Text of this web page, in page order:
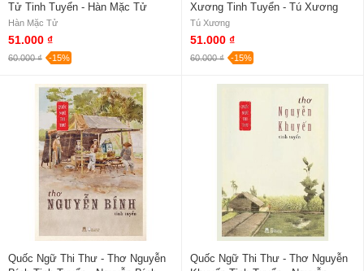
Tử Tinh Tuyển - Hàn Mặc Tử
Hàn Mặc Tử
51.000 ₫
60.000 ₫ -15%
Xương Tinh Tuyển - Tú Xương
Tú Xương
51.000 ₫
60.000 ₫ -15%
Quốc Ngữ Thi Thư - Thơ Nguyễn
Quốc Ngữ Thi Thư - Thơ Nguyễn